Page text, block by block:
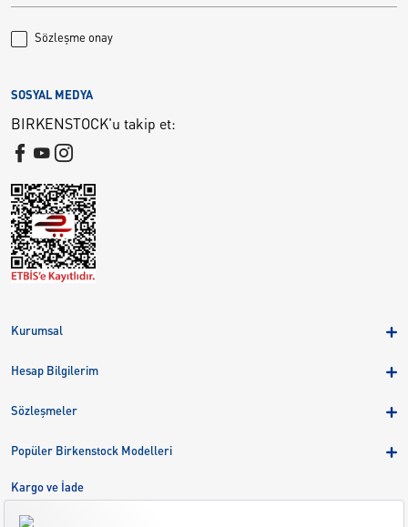
Sözleşme onay
Kurumsal
Birkenstock Group
Kariyer
Hesap Bilgilerim
Sipariş Takibi
Sözleşmeler
Kargo ve İade
Çerez Tercihlerini Yönetin
Popüler Birkenstock Modelleri
Kargo ve İade
Bize Ulaşın
SOSYAL MEDYA
BIRKENSTOCK'u takip et: